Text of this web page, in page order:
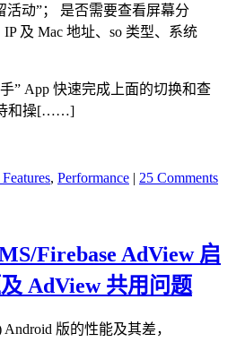
活动”； 是否需要查看屏幕分
及 Mac 地址、so 类型、系统
” App 快速完成上面的切换和查
和操[……]
, Performance | 25 Comments
Firebase AdView 启
AdView 共用问题
Android 版的性能及其差，